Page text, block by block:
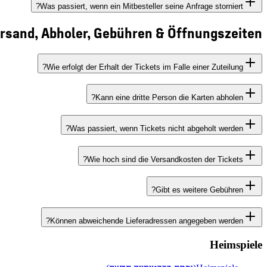
Was passiert, wenn ein Mitbesteller seine Anfrage storniert?
Abholer, Gebühren & Öffnungszeiten
Wie erfolgt der Erhalt der Tickets im Falle einer Zuteilung?
Kann eine dritte Person die Karten abholen?
Was passiert, wenn Tickets nicht abgeholt werden?
Wie hoch sind die Versandkosten der Tickets?
Gibt es weitere Gebühren?
Können abweichende Lieferadressen angegeben werden?
Heimspiele